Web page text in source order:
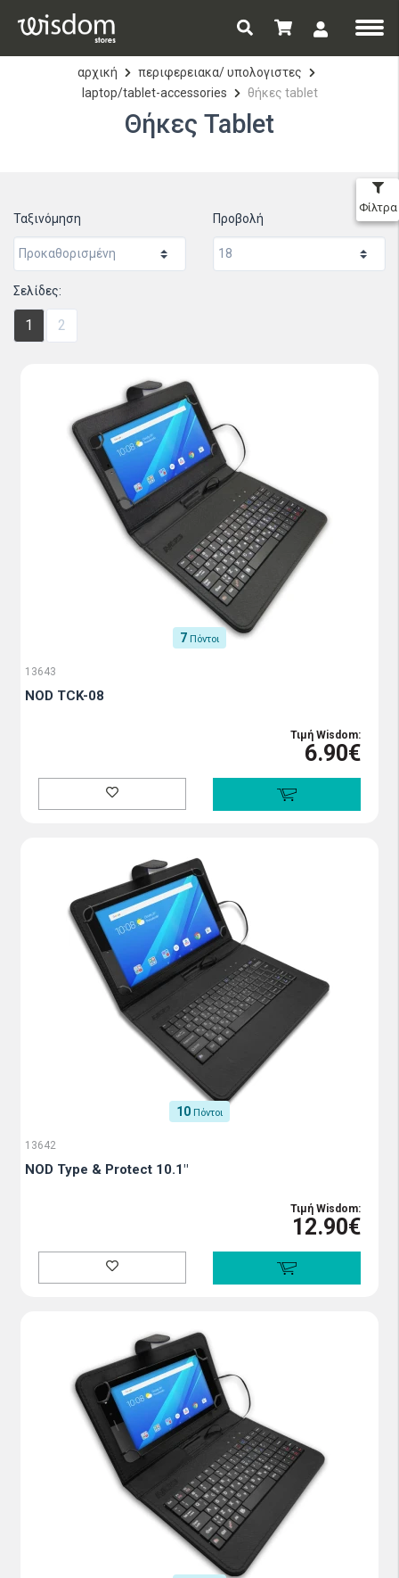
αρχική
περιφερειακα/ υπολογιστες
laptop/tablet-accessories
θήκες tablet
Θήκες Tablet
Ταξινόμηση Προβολή
Σελίδες:
1 2
Φίλτρα
7 Πόντοι
13643
NOD TCK-08
Τιμή Wisdom:
6.90€
10 Πόντοι
13642
NOD Type & Protect 10.1"
Τιμή Wisdom:
12.90€